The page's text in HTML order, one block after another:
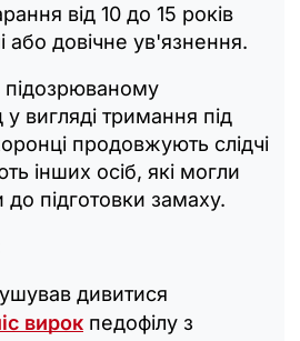
від 10 до 15 років
або довічне ув'язнення.
підозрюваному
у вигляді тримання під
продовжують слідчі
інших осіб, які могли
підготовки замаху.
дивитися
вирок педофілу з